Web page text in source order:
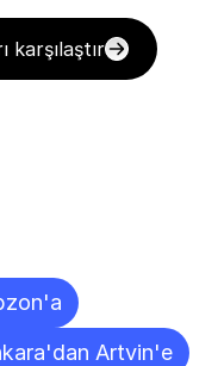
karşılaştır
Artvin'e